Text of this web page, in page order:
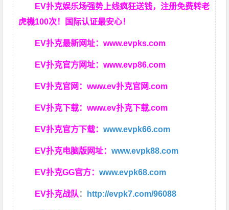
EV扑克娱乐场强势上线疯狂送钱，注册免费转老
虎機100次！国际认证最安心！
EV扑克最新网址：www.evpks.com
EV扑克官方网址：www.evp86.com
EV扑克官网：www.ev扑克官网.com
EV扑克下载：www.ev扑克下载.com
EV扑克官方下载：www.evpk66.com
EV扑克电脑版网址：www.evpk88.com
EV扑克GG官方：www.evpk68.com
EV扑克战队 ： http://evpk7.com/96088